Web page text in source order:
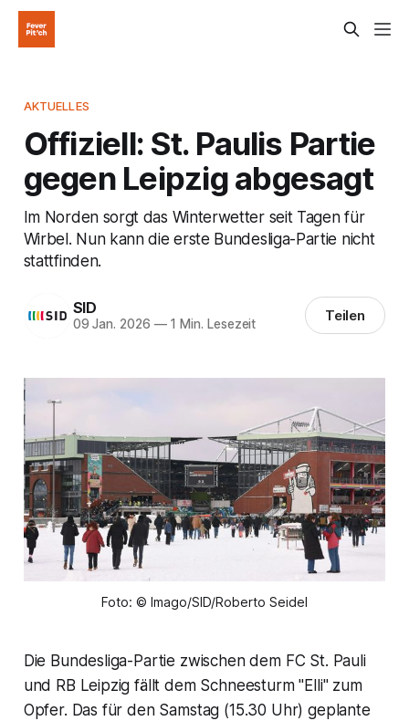
AKTUELLES
Offiziell: St. Paulis Partie
gegen Leipzig abgesagt
Im Norden sorgt das Winterwetter seit Tagen für
Wirbel. Nun kann die erste Bundesliga-Partie nicht
stattfinden.
SID
09 Jan. 2026 —1 Min. Lesezeit Teilen
Foto: © Imago/SID/Roberto Seidel
Die Bundesliga-Partie zwischen dem FC St. Pauli
und RB Leipzig fällt dem Schneesturm "Elli" zum
Opfer. Das für den Samstag (15.30 Uhr) geplante